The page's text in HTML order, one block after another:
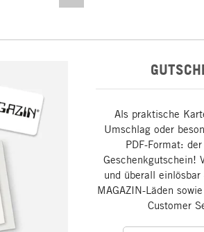
Als praktische
Umschlag oder
PDF-Format:
Geschenkgutschein!
und überall
MAGAZIN-Läden
Customer